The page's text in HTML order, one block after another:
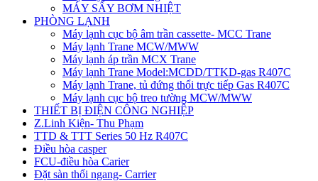
MÁY SẤY BƠM NHIỆT
PHÒNG LẠNH
Máy lạnh cục bộ âm trần cassette- MCC Trane
Máy lạnh Trane MCW/MWW
Máy lạnh áp trần MCX Trane
Máy lạnh Trane Model:MCDD/TTKD-gas R407C
Máy lạnh Trane, tủ đứng thổi trực tiếp Gas R407C
Máy lạnh cục bộ treo tường MCW/MWW
THIẾT BỊ ĐIỆN CÔNG NGHIỆP
Z.Linh Kiện- Thu Phạm
TTD & TTT Series 50 Hz R407C
Điều hòa casper
FCU-điều hòa Carier
Đặt sàn thổi ngang- Carrier